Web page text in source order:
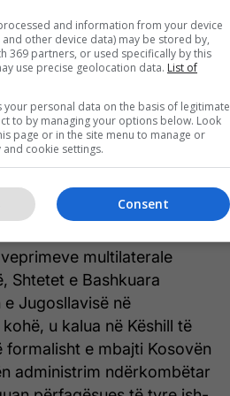
minimizimin e
pranuar dhe respektuar
apo politikën që zhvillon”,
në krijimin e paqes në
vendeve në konflikt është
shembull specifik shtetin
me dështimin e
multilaterale
Shtetet e Bashkuara
Jugosllavisë në
u kalua në Këshill të
formalisht e mbajti Kosovën
administrim ndërkombëtar
and information from your device
other device data) may be stored by,
369 partners, or used specifically by this
use precise geolocation data. List of
your personal data on the basis of legitimate
to by managing your options below. Look
page or in the site menu to manage or
cookie settings.
Consent